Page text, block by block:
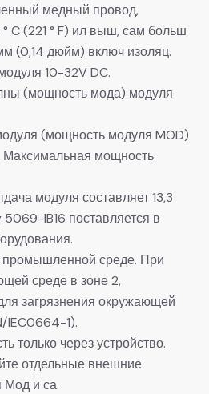
медный провод,
C (221 ° F) ил выш, сам больш
(0,14 дюйм) включ изоляц.
10-32V DC.
(мощность мода) модуля
(мощность модуля MOD)
Максимальная мощность
модуля составляет 13,3
IB16 поставляется в
промышленной среде. При
среде в зоне 2,
загрязнения окружающей
IEC0664-1).
только через устройство.
отдельные внешние
Мод и са.